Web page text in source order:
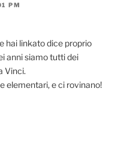
PM
hai linkato dice proprio
anni siamo tutti dei
Vinci.
elementari, e ci rovinano!